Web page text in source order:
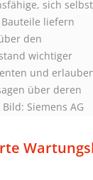
sich selbst
liefern
den
wichtiger
und
über deren
Siemens AG